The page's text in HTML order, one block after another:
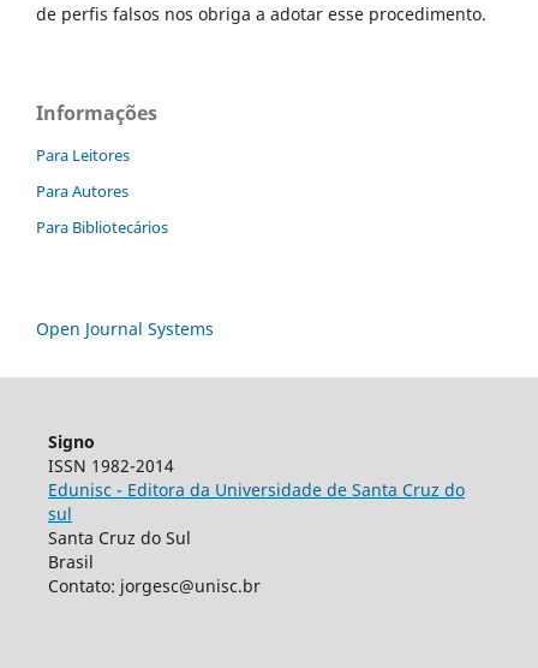
de perfis falsos nos obriga a adotar esse procedimento.
Informações
Para Leitores
Para Autores
Para Bibliotecários
Open Journal Systems
Signo
ISSN 1982-2014
Edunisc - Editora da Universidade de Santa Cruz do
sul
Santa Cruz do Sul
Brasil
Contato: jorgesc@unisc.br